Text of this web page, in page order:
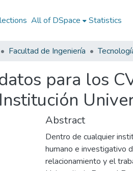
All of DSpace Statistics
Facultad de Ingeniería
para los
Abstract
Dentro de cualquier
humano e investigativo
relacionamiento y el